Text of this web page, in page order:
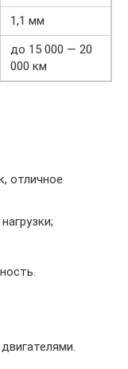
1,1 мм
до 15 000 — 20
000 км
отличное